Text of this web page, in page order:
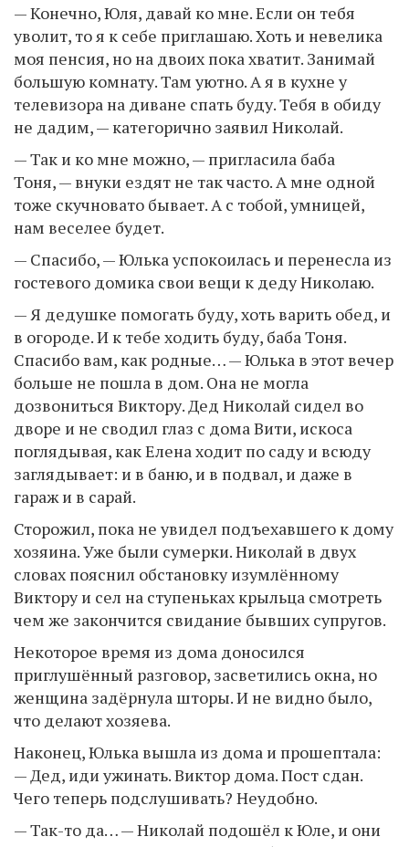
— Конечно, Юля, давай ко мне. Если он тебя
уволит, то я к себе приглашаю. Хоть и невелика
моя пенсия, но на двоих пока хватит. Занимай
большую комнату. Там уютно. А я в кухне у
телевизора на диване спать буду. Тебя в обиду
не дадим, — категорично заявил Николай.
— Так и ко мне можно, — пригласила баба
Тоня, — внуки ездят не так часто. А мне одной
тоже скучновато бывает. А с тобой, умницей,
нам веселее будет.
— Спасибо, — Юлька успокоилась и перенесла из
гостевого домика свои вещи к деду Николаю.
— Я дедушке помогать буду, хоть варить обед, и
в огороде. И к тебе ходить буду, баба Тоня.
Спасибо вам, как родные… — Юлька в этот вечер
больше не пошла в дом. Она не могла
дозвониться Виктору. Дед Николай сидел во
дворе и не сводил глаз с дома Вити, искоса
поглядывая, как Елена ходит по саду и всюду
заглядывает: и в баню, и в подвал, и даже в
гараж и в сарай.
Сторожил, пока не увидел подъехавшего к дому
хозяина. Уже были сумерки. Николай в двух
словах пояснил обстановку изумлённому
Виктору и сел на ступеньках крыльца смотреть
чем же закончится свидание бывших супругов.
Некоторое время из дома доносился
приглушённый разговор, засветились окна, но
женщина задёрнула шторы. И не видно было,
что делают хозяева.
Наконец, Юлька вышла из дома и прошептала:
— Дед, иди ужинать. Виктор дома. Пост сдан.
Чего теперь подслушивать? Неудобно.
— Так-то да… — Николай подошёл к Юле, и они